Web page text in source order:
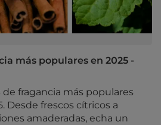
más populares en 2025 -
de fragancia más populares
Desde frescos cítricos a
amaderadas, echa un